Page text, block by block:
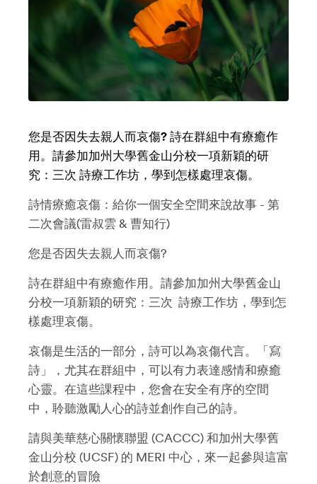
您是否因失去親人而哀傷? 詩在群組中有療癒作
用。請參加加州大學舊金山分校一項新穎的研
究：三次 詩療工作坊，學到怎樣處理哀傷。
詩情療癒哀傷：給你一個安全空間來說故事 - 第
二次會議(雷叔雲 & 曹知行)
您是否因失去親人而哀傷?
詩在群組中有療癒作用。請參加加州大學舊金山
分校一項新穎的研究：三次 詩療工作坊，學到怎
樣處理哀傷。
哀傷是生活的一部分，詩可以為哀傷代言。「寫
詩」，尤其在群組中，可以有力表達感情和療癒
心靈。在這些課程中，您會在安全有序的空間
中，聆聽激勵人心的詩並創作自己的詩。
請與美華慈心關懷聯盟 (CACCC) 和加州大學舊
金山分校 (UCSF) 的 MERI 中心，來一起參與這富
於創意的冒險